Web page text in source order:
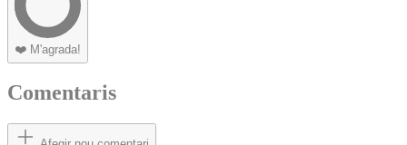
❤️ M'agrada!
Comentaris